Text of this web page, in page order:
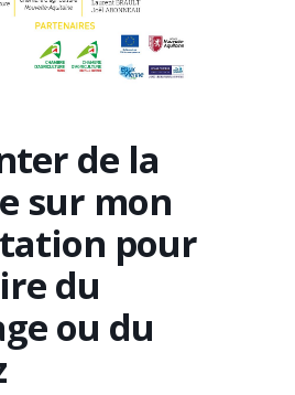
de la
sur mon
pour
du
ou du